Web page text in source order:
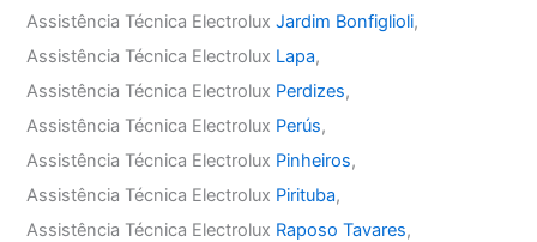
Assistência Técnica ElectroluxJardim Bonfiglioli,
Assistência Técnica Electrolux Lapa,
Assistência Técnica Electrolux Perdizes,
Assistência Técnica Electrolux Perús,
Assistência Técnica Electrolux Pinheiros,
Assistência Técnica Electrolux Pirituba,
Assistência Técnica Electrolux Raposo Tavares,